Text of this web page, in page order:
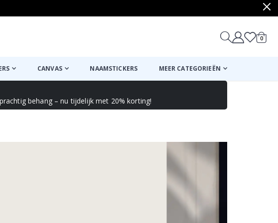
0
CANVAS NAAMSTICKERS MEER CATEGORIEËN
behang – nu tijdelijk met 20% korting!